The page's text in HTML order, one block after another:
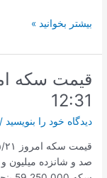
نرخ
امروز
ساعت
14:40
بیشتر بخوانید »
12:31
دیدگاه‌ خود را بنویسید /
صد و شانزده میلیون